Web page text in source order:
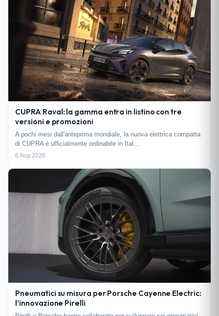
CUPRA Raval: la gamma entra in listino con tre
versioni e promozioni
A pochi mesi dall'anteprima mondiale, la nuova elettrica compatta
di CUPRA è ufficialmente ordinabile in Ital…
6 Aug 2026
Pneumatici su misura per Porsche Cayenne Electric:
l’innovazione Pirelli